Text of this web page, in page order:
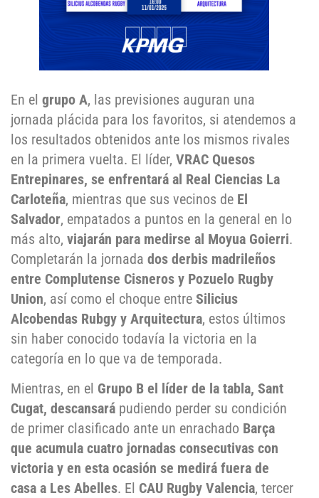
En el grupo A, las previsiones auguran una
jornada plácida para los favoritos, si atendemos a
los resultados obtenidos ante los mismos rivales
en la primera vuelta. El líder, VRAC Quesos
Entrepinares, se enfrentará al Real Ciencias La
Carloteña, mientras que sus vecinos de El
Salvador, empatados a puntos en la general en lo
más alto, viajarán para medirse al Moyua Goierri.
Completarán la jornada dos derbis madrileños
entre Complutense Cisneros y Pozuelo Rugby
Union, así como el choque entre Silicius
Alcobendas Rubgy y Arquitectura, estos últimos
sin haber conocido todavía la victoria en la
categoría en lo que va de temporada.
Mientras, en el Grupo B el líder de la tabla, Sant
Cugat, descansará pudiendo perder su condición
de primer clasificado ante un enrachado Barça
que acumula cuatro jornadas consecutivas con
victoria y en esta ocasión se medirá fuera de
casa a Les Abelles. El CAU Rugby Valencia, tercer